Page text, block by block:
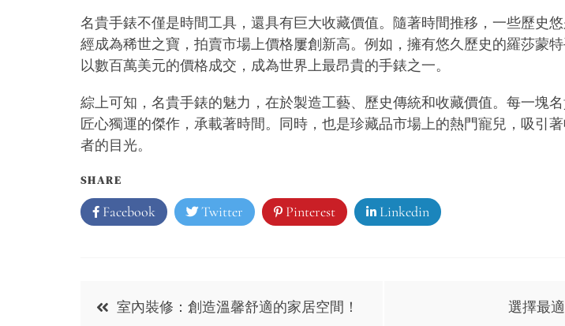
名貴手錶不僅是時間工具，還具有巨大收藏價值。隨著時間推移，一些歷史
經成為稀世之寶，拍賣市場上價格屢創新高。例如，擁有悠久歷史的羅莎蒙
以數百萬美元的價格成交，成為世界上最昂貴的手錶之一。
綜上可知，名貴手錶的魅力，在於製造工藝、歷史傳統和收藏價值。每一塊
匠心獨運的傑作，承載著時間。同時，也是珍藏品市場上的熱門寵兒，吸引
者的目光。
SHARE
Facebook Twitter Pinterest Linkedin
Post室內裝修：創造溫馨舒適的家居空間！ 選擇最